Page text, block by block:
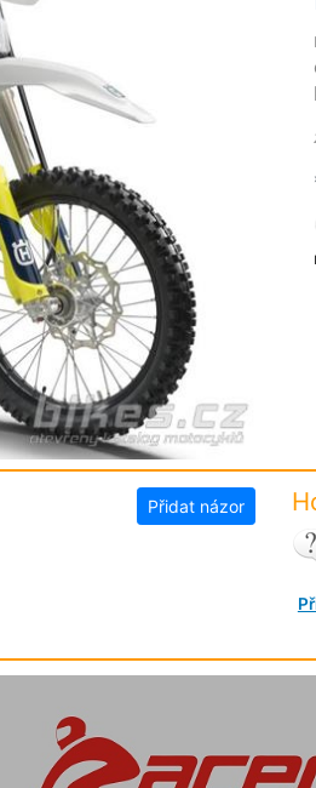
Přidat názor